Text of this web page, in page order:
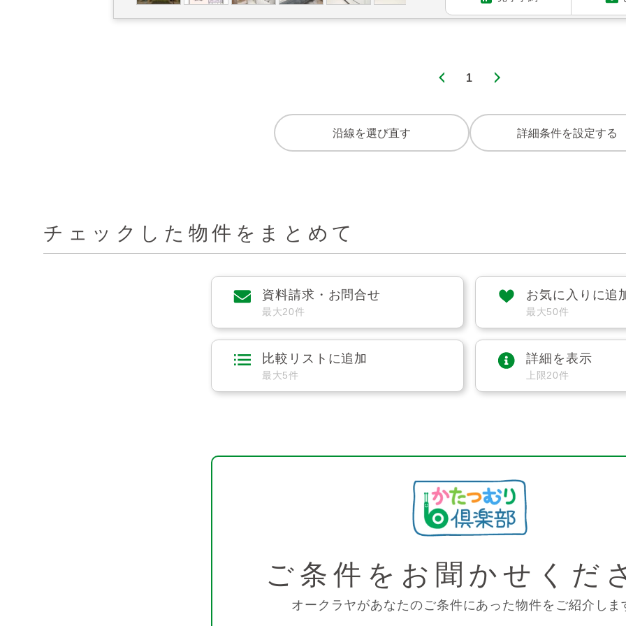
1
沿線を選び直す 詳細条件を設定する
チェックした物件をまとめて
資料請求・お問合せ
最大20件
お気に入りに追
最大50件
比較リストに追加
最大5件
詳細を表示
上限20件
ご条件を お聞かせくだ
オークラヤがあなたのご条件にあった物件をご紹介しま